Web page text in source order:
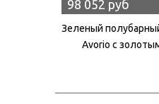
98 052 руб
Зеленый
Avorio с